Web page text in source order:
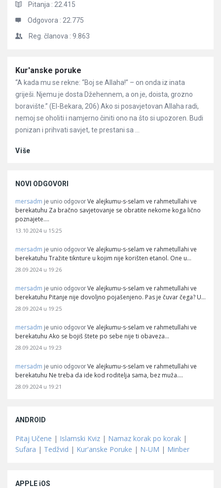
Pitanja : 22.415
Odgovora : 22.775
Reg. članova : 9.863
Članci
Kur'anske poruke
“A kada mu se rekne: “Boj se Allaha!” – on onda iz inata
griješi. Njemu je dosta Džehennem, a on je, doista, grozno
boravište.” (El-Bekara, 206) Ako si posavjetovan Allaha radi,
nemoj se oholiti i namjerno činiti ono na što si upozoren. Budi
ponizan i prihvati savjet, te prestani sa ...
Više
NOVI ODGOVORI
mersadm je unio odgovor Ve alejkumu-s-selam ve rahmetullahi ve
berekatuhu Za bračno savjetovanje se obratite nekome koga lično
poznajete.…
13.10.2024 u 15:25
mersadm je unio odgovor Ve alejkumu-s-selam ve rahmetullahi ve
berekatuhu Tražite tiknture u kojim nije korišten etanol. One u…
28.09.2024 u 19:26
mersadm je unio odgovor Ve alejkumu-s-selam ve rahmetullahi ve
berekatuhu Pitanje nije dovoljno pojašenjeno. Pas je čuvar čega? U…
28.09.2024 u 19:25
mersadm je unio odgovor Ve alejkumu-s-selam ve rahmetullahi ve
berekatuhu Ako se bojiš štete po sebe nije ti obaveza…
28.09.2024 u 19:23
mersadm je unio odgovor Ve alejkumu-s-selam ve rahmetullahi ve
berekatuhu Ne treba da ide kod roditelja sama, bez muža.…
28.09.2024 u 19:21
ANDROID
Pitaj Učene | Islamski Kviz | Namaz korak po korak |
Sufara | Tedžvid | Kur'anske Poruke | N-UM | Minber
APPLE iOS